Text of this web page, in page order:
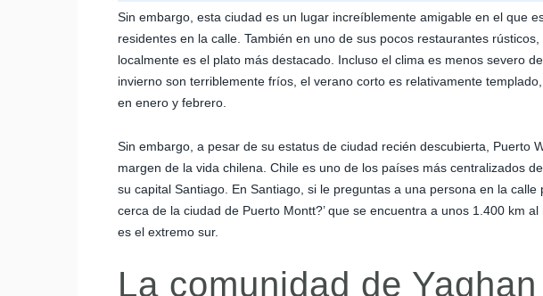
Sin embargo, esta ciudad es un lugar increíblemente amigable en el que
residentes en la calle. También en uno de sus pocos restaurantes
localmente es el plato más destacado. Incluso el clima es menos severo
invierno son terriblemente fríos, el verano corto es relativamente
en enero y febrero.
Sin embargo, a pesar de su estatus de ciudad recién descubierta, Puerto
margen de la vida chilena. Chile es uno de los países más centralizados
su capital Santiago. En Santiago, si le preguntas a una persona en la calle
cerca de la ciudad de Puerto Montt?’ que se encuentra a unos 1.400 km
es el extremo sur.
La comunidad de Yaghan